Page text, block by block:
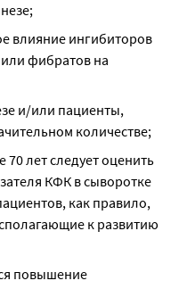
влияние ингибиторов
фибратов на
и/или пациенты,
количестве;
70 лет следует оценить
КФК в сыворотке
как правило,
к развитию
повышение